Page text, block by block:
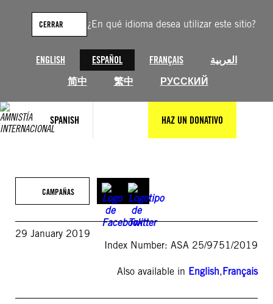
¿En qué idioma desea utilizar este sitio?
ENGLISH ESPAÑOL FRANÇAIS
العربية
简中
繁中 РУССКИЙ
CERRAR
SPANISH HAZ UN DONATIVO
contenido
CAMPAÑAS
29 January 2019
Index Number: ASA 25/9751/2019
Also available in English,Français